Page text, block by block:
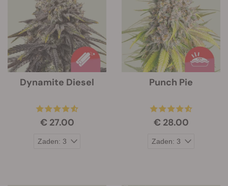
Dynamite Diesel
€ 27.00
Punch Pie
€ 28.00